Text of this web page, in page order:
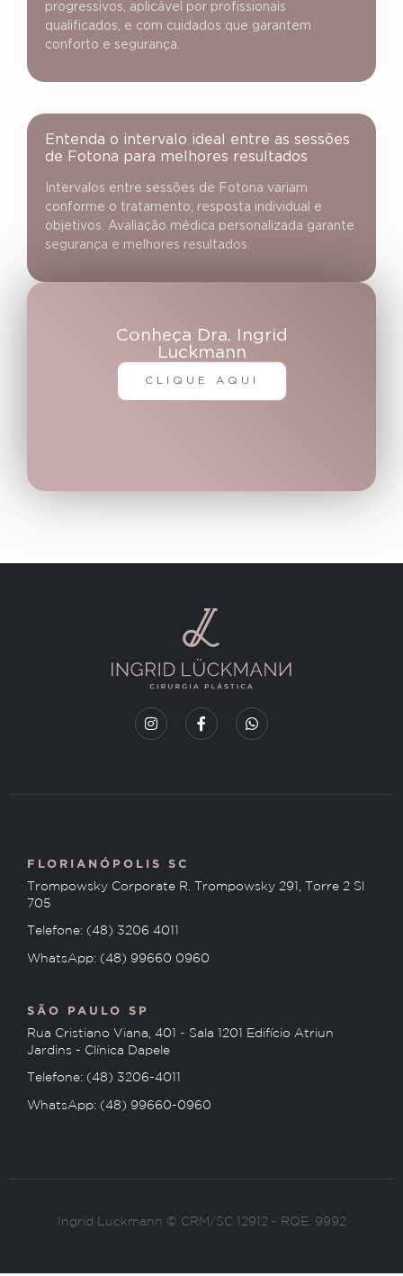
progressivos, aplicável por profissionais
qualificados, e com cuidados que garantem
conforto e segurança.
Entenda o intervalo ideal entre as sessões
de Fotona para melhores resultados
Intervalos entre sessões de Fotona variam
conforme o tratamento, resposta individual e
objetivos. Avaliação médica personalizada garante
segurança e melhores resultados.
Conheça Dra. Ingrid
Luckmann
CLIQUE AQUI
FLORIANÓPOLIS SC
Trompowsky Corporate R. Trompowsky 291, Torre 2 Sl
705
Telefone: (48) 3206 4011
WhatsApp: (48) 99660 0960
SÃO PAULO SP
Rua Cristiano Viana, 401 - Sala 1201 Edifício Atriun
Jardins - Clínica Dapele
Telefone: (48) 3206-4011
WhatsApp: (48) 99660-0960
Ingrid Luckmann © CRM/SC 12912 - RQE: 9992